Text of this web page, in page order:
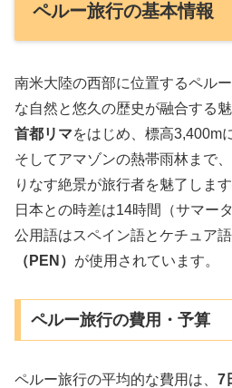
ペルー旅行の基本情報
南米大陸の西部に位置するペル
な自然と悠久の歴史が融合する魅
首都リマをはじめ、標高3,400m
そしてアマゾンの熱帯雨林まで
りなす絶景が旅行者を魅了します
日本との時差は14時間（サマー
公用語はスペイン語とケチュア
（PEN） が使用されています。
ペルー旅行の費用・予算
ペルー旅行の平均的な費用は、 7